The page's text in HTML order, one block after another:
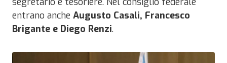
entrano anche Augusto Casali, Francesco
Brigante e Diego Renzi.